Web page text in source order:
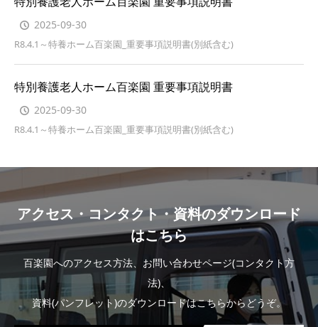
2025-09-30
R8.4.1～特養ホーム百楽園_重要事項説明書(別紙含む)
特別養護老人ホーム百楽園 重要事項説明書
2025-09-30
R8.4.1～特養ホーム百楽園_重要事項説明書(別紙含む)
アクセス・コンタクト・資料のダウンロード
はこちら
百楽園へのアクセス方法、お問い合わせページ(コンタクト方
法)、
資料(パンフレット)のダウンロードはこちらからどうぞ。